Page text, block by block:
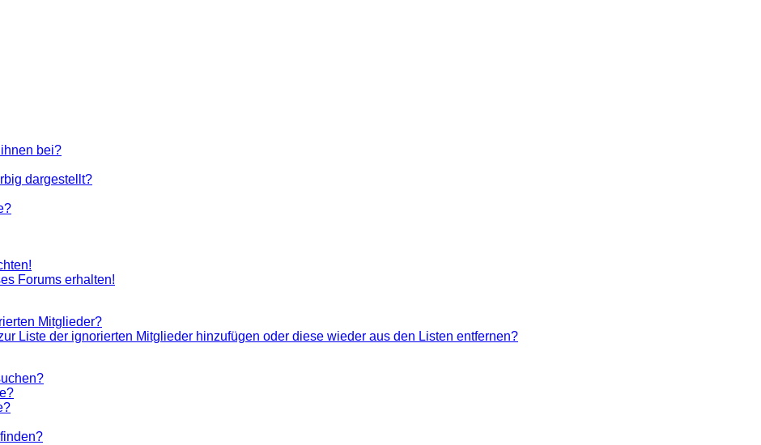
bei?
dargestellt?
Forums erhalten!
Mitglieder?
Liste der ignorierten Mitglieder hinzufügen oder diese wieder aus den Listen entfernen?